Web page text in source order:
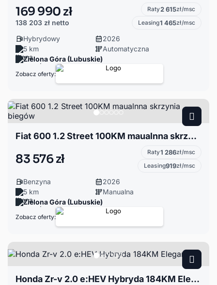
169 990 zł
138 203 zł netto
Raty2 615zł/msc
Leasing1 465zł/msc
Hybrydowy
2026
5 km
Automatyczna
Zielona Góra (Lubuskie)
Zobacz oferty:
Fiat 600 1.2 Street 100KM maualnna skrzynia biegów
83 576 zł Raty1 286zł/msc
Leasing919zł/msc
Benzyna
2026
5 km
Manualna
Zielona Góra (Lubuskie)
Zobacz oferty:
Honda Zr-v 2.0 e:HEV Hybryda 184KM Elegance